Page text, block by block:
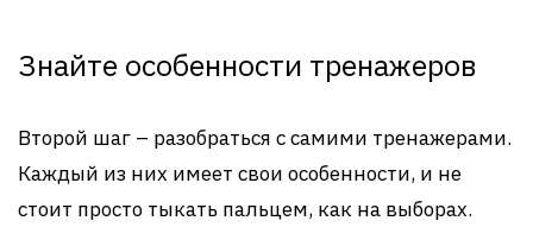
Знайте особенности тренажеров
Второй шаг – разобраться с самими тренажерами.
Каждый из них имеет свои особенности, и не
стоит просто тыкать пальцем, как на выборах.